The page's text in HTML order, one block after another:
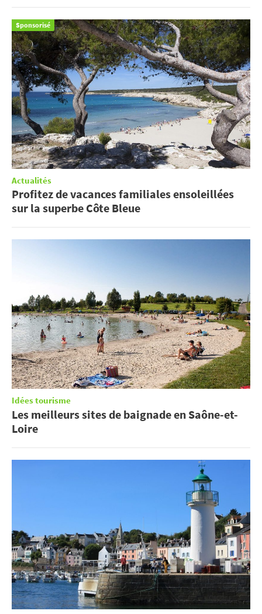
Sponsorisé
Actualités
Profitez de vacances familiales ensoleillées
sur la superbe Côte Bleue
Idées tourisme
Les meilleurs sites de baignade en Saône-et-
Loire